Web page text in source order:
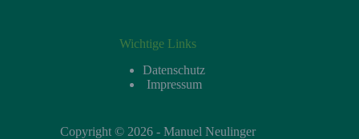
Wichtige Links
Datenschutz
Impressum
Copyright © 2026 - Manuel Neulinger